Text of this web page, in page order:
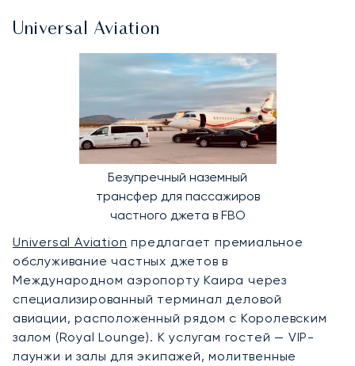
Universal Aviation
Безупречный наземный
трансфер для пассажиров
частного джета в FBO
Universal Aviation предлагает премиальное
обслуживание частных джетов в
Международном аэропорту Каира через
специализированный терминал деловой
авиации, расположенный рядом с Королевским
залом (Royal Lounge). К услугам гостей — VIP-
лаунжи и залы для экипажей, молитвенные